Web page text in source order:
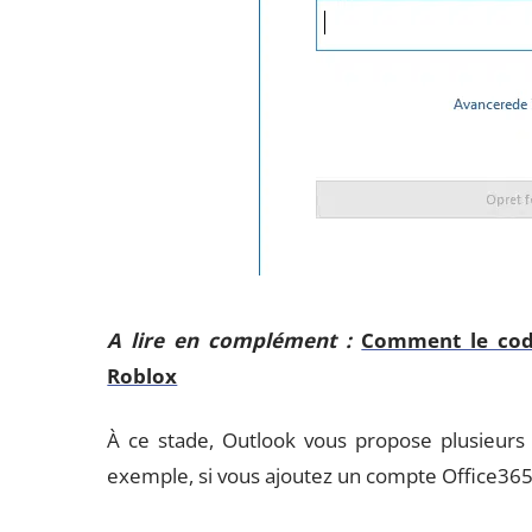
A lire en complément : Comment le
Roblox
À ce stade, Outlook vous propose
exemple, si vous ajoutez un compte